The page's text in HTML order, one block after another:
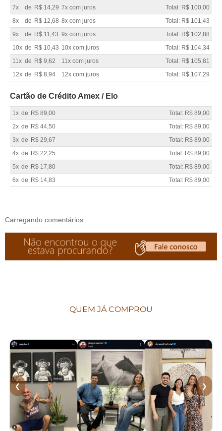
7x
de R$ 14,29 7x com juros
Total: R$ 100,00
8x
de R$ 12,68 8x com juros
Total: R$ 101,43
9x
de R$ 11,43 9x com juros
Total: R$ 102,88
10x de R$ 10,43 10x com juros
Total: R$ 104,34
11x de R$ 9,62 11x com juros
Total: R$ 105,81
12x de R$ 8,94 12x com juros Total: R$ 107,29
Cartão de Crédito Amex / Elo
1x de R$ 89,00
Total: R$ 89,00
2x de R$ 44,50
Total: R$ 89,00
3x de R$ 29,67
Total: R$ 89,00
4x de R$ 22,25
Total: R$ 89,00
5x de R$ 17,80
Total: R$ 89,00
6x de R$ 14,83 Total: R$ 89,00
Carregando comentários ...
QUEM JÁ COMPROU
❮ ❯